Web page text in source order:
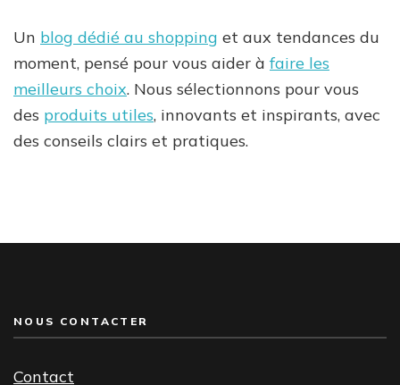
Un blog dédié au shopping et aux tendances du
moment, pensé pour vous aider à faire les
meilleurs choix. Nous sélectionnons pour vous
des produits utiles, innovants et inspirants, avec
des conseils clairs et pratiques.
NOUS CONTACTER
Contact